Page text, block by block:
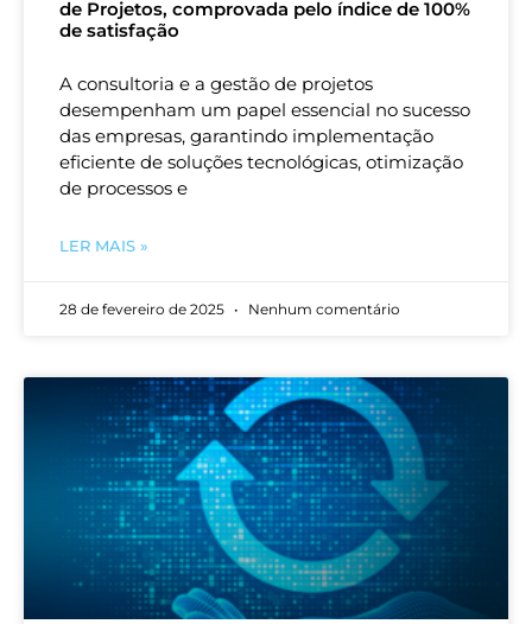
de Projetos, comprovada pelo índice de 100%
de satisfação
A consultoria e a gestão de projetos
desempenham um papel essencial no sucesso
das empresas, garantindo implementação
eficiente de soluções tecnológicas, otimização
de processos e
LER MAIS »
28 de fevereiro de 2025 Nenhum comentário